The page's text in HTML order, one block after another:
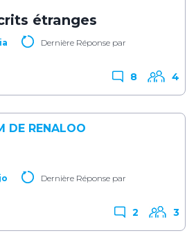
étranges
Dernière Réponse par
4
8
Dernière Réponse par
DE RENALOO
3
2